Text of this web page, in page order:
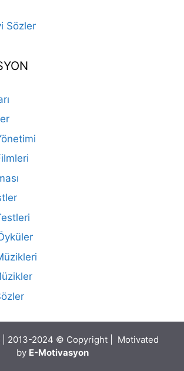
Sözler
| 2013-2024 © Copyright | Motivated
by E-Motivasyon